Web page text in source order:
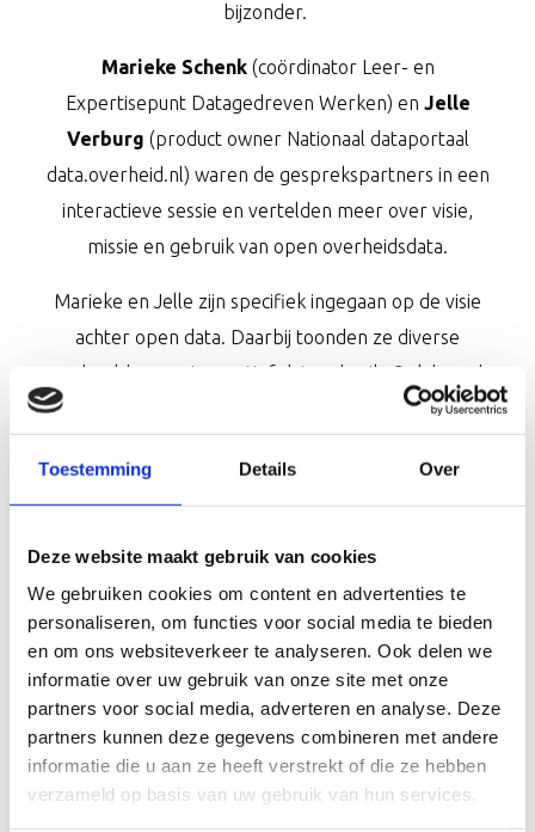
Toestemming Details Over
Deze website maakt gebruik van cookies
We gebruiken cookies om content en advertenties te
personaliseren, om functies voor social media te bieden
en om ons websiteverkeer te analyseren. Ook delen we
informatie over uw gebruik van onze site met onze
partners voor social media, adverteren en analyse. Deze
partners kunnen deze gegevens combineren met andere
informatie die u aan ze heeft verstrekt of die ze hebben
verzameld op basis van uw gebruik van hun services.
bijzonder.
Marieke Schenk(coördinator Leer- en
Expertisepunt Datagedreven Werken) en Jelle
Verburg (product owner Nationaal dataportaal
data.overheid.nl) waren de gesprekspartners in een
interactieve sessie en vertelden meer over visie,
missie en gebruik van open overheidsdata.
Marieke en Jelle zijn specifiek ingegaan op de visie
achter open data. Daarbij toonden ze diverse
voorbeelden van innovatief datagebruik. Ook hoorde
je waar je overheidsdata kunt vinden en hoe je het
data?